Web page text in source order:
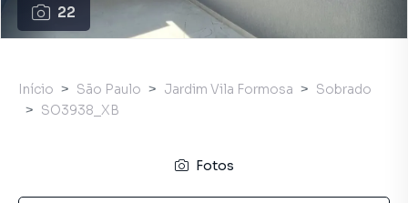
22
Início São Paulo Jardim Vila Formosa
Sobrado
SO3938_XB
Fotos